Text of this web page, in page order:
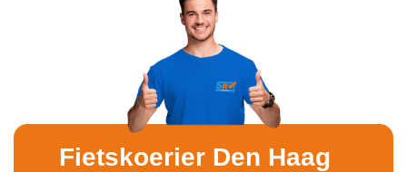
Fietskoerier Den Haag